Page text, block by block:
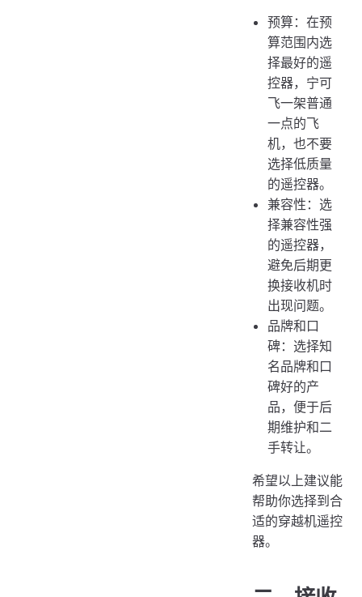
预算：在预
算范围内选
择最好的遥
控器，宁可
飞一架普通
一点的飞
机，也不要
选择低质量
的遥控器。
兼容性：选
择兼容性强
的遥控器，
避免后期更
换接收机时
出现问题。
品牌和口
碑：选择知
名品牌和口
碑好的产
品，便于后
期维护和二
手转让。
希望以上建议能
帮助你选择到合
适的穿越机遥控
器。